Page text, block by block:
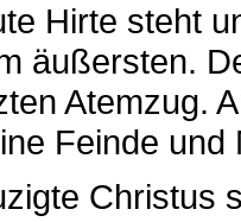
Hirte steht
äußersten.
Atemzug.
Feinde und
Christus